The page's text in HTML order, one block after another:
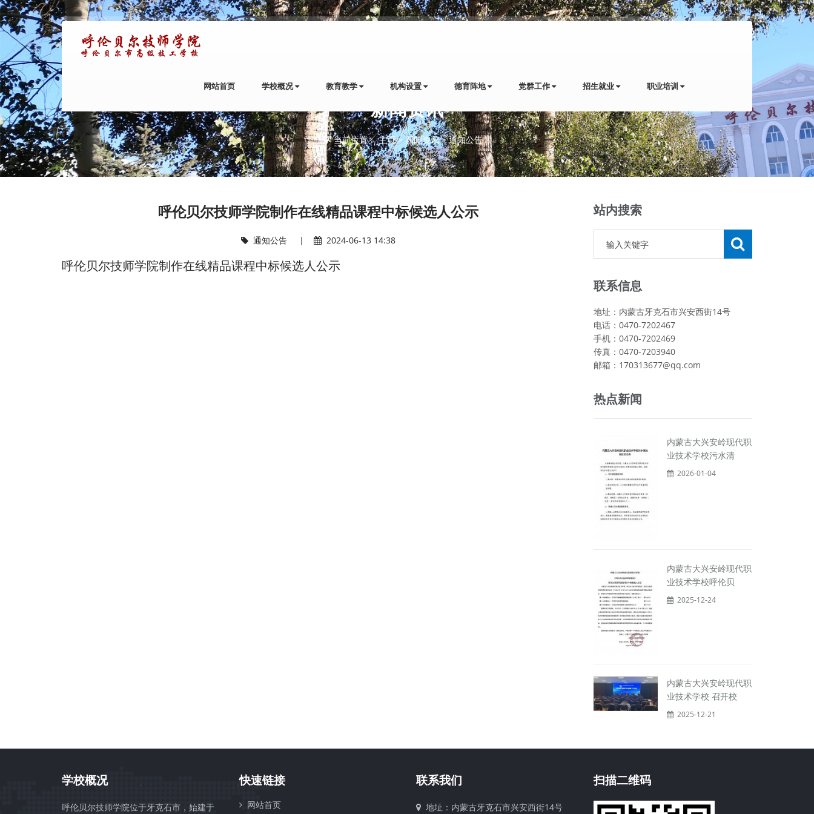
网站首页 学校概况 教育教学 机构设置 德育阵地 党群工作 招生就业 职业培训
新闻资讯
当前位置：主页>新闻资讯>通知公告>
呼伦贝尔技师学院制作在线精品课程中标候选人公示
通知公告 | 2024-06-13 14:38
呼伦贝尔技师学院制作在线精品课程中标候选人公示
站内搜索
联系信息
地址：内蒙古牙克石市兴安西街14号
电话：0470-7202467
手机：0470-7202469
传真：0470-7203940
邮箱：170313677@qq.com
热点新闻
内蒙古大兴安岭现代职
业技术学校污水清
2026-01-04
内蒙古大兴安岭现代职
业技术学校呼伦贝
2025-12-24
内蒙古大兴安岭现代职
业技术学校 召开校
2025-12-21
学校概况
呼伦贝尔技师学院位于牙克石市，始建于
快速链接
网站首页
联系我们
地址：内蒙古牙克石市兴安西街14号
扫描二维码